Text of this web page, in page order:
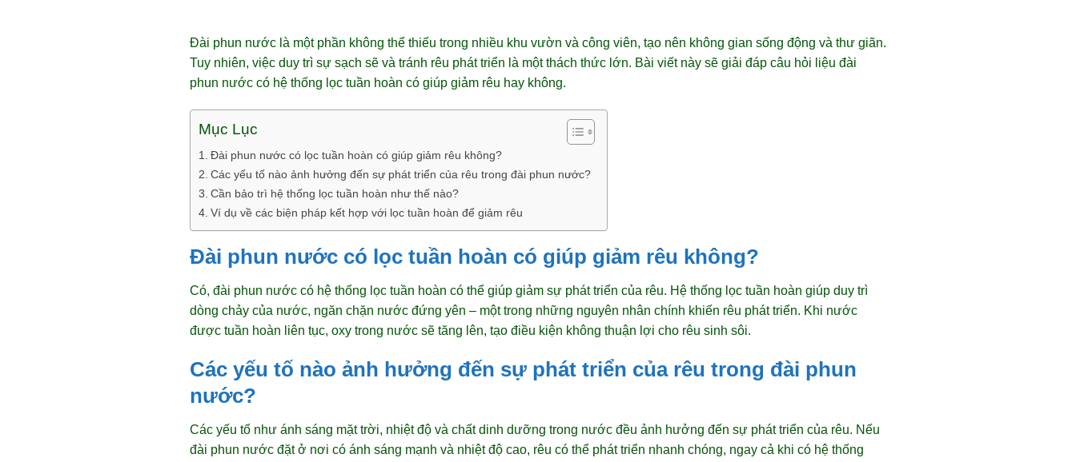
Đài phun nước là một phần không thể thiếu trong nhiều khu vườn và công viên, tạo nên không gian sống động và thư giãn.
Tuy nhiên, việc duy trì sự sạch sẽ và tránh rêu phát triển là một thách thức lớn. Bài viết này sẽ giải đáp câu hỏi liệu đài
phun nước có hệ thống lọc tuần hoàn có giúp giảm rêu hay không.
Mục Lục
Đài phun nước có lọc tuần hoàn có giúp giảm rêu không?
Các yếu tố nào ảnh hưởng đến sự phát triển của rêu trong đài phun nước?
Cần bảo trì hệ thống lọc tuần hoàn như thế nào?
Ví dụ về các biện pháp kết hợp với lọc tuần hoàn để giảm rêu
Đài phun nước có lọc tuần hoàn có giúp giảm rêu không?
Có, đài phun nước có hệ thống lọc tuần hoàn có thể giúp giảm sự phát triển của rêu. Hệ thống lọc tuần hoàn giúp duy trì
dòng chảy của nước, ngăn chặn nước đứng yên – một trong những nguyên nhân chính khiến rêu phát triển. Khi nước
được tuần hoàn liên tục, oxy trong nước sẽ tăng lên, tạo điều kiện không thuận lợi cho rêu sinh sôi.
Các yếu tố nào ảnh hưởng đến sự phát triển của rêu trong đài phun
nước?
Các yếu tố như ánh sáng mặt trời, nhiệt độ và chất dinh dưỡng trong nước đều ảnh hưởng đến sự phát triển của rêu. Nếu
đài phun nước đặt ở nơi có ánh sáng mạnh và nhiệt độ cao, rêu có thể phát triển nhanh chóng, ngay cả khi có hệ thống